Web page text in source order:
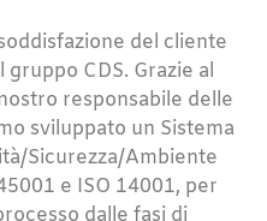
del cliente
CDS. Grazie al
responsabile delle
sviluppato un Sistema
Sicurezza/Ambiente
e ISO 14001, per
dalle fasi di